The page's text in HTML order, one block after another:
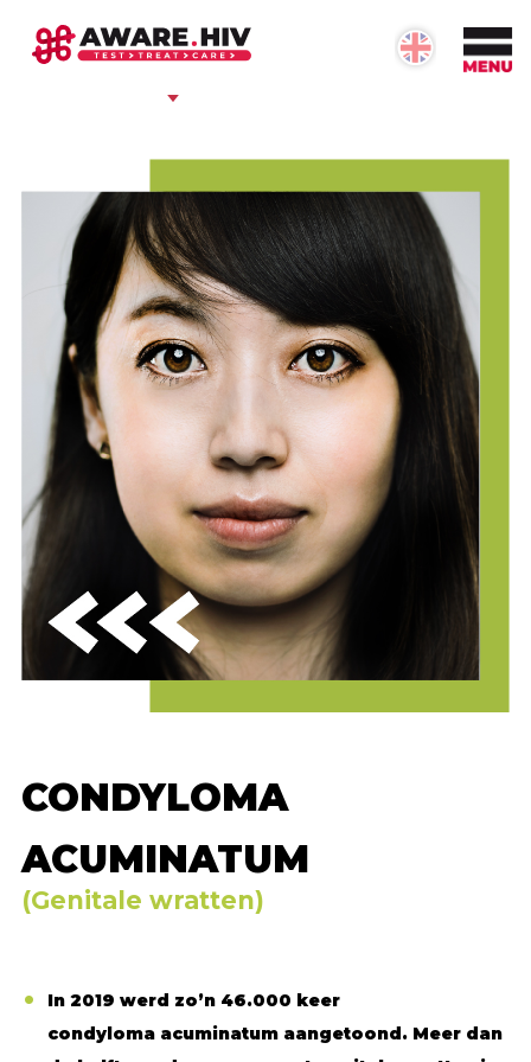
OVER #AWARE.HIV
Informatie over #aware.hiv
Onze doelstellingen
Betrokken partijen
Neem contact op
DARE TO KNOW
Nieuws en ontwikkelingen omtrent hiv
Over hiv-indicator aandoeningen
CONDYLOMA
ACUMINATUM
(Genitale wratten)
In 2019 werd zo’n 46.000 keer
condyloma acuminatum aangetoond. Meer dan